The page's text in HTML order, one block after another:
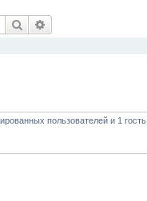
Поиск
пользователей и 1 гость